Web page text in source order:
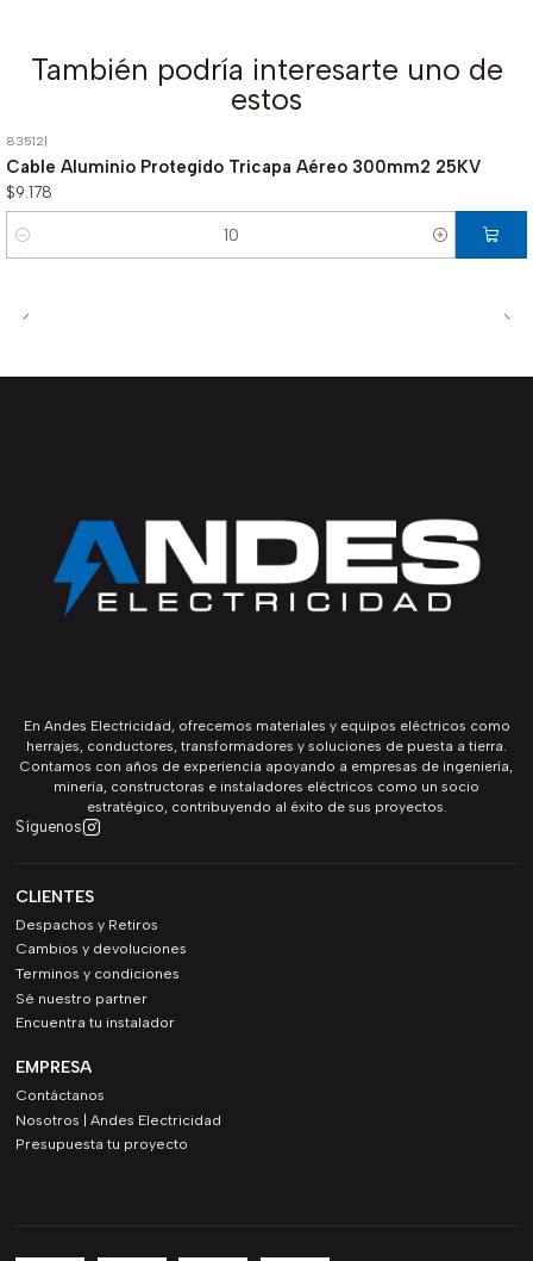
También podría interesarte uno de
estos
83512|
Cable Aluminio Protegido Tricapa Aéreo 300mm2 25KV
$9.178
Cantidad
En Andes Electricidad, ofrecemos materiales y equipos eléctricos como
herrajes, conductores, transformadores y soluciones de puesta a tierra.
Contamos con años de experiencia apoyando a empresas de ingeniería,
minería, constructoras e instaladores eléctricos como un socio
estratégico, contribuyendo al éxito de sus proyectos.
Síguenos
CLIENTES
Despachos y Retiros
Cambios y devoluciones
Terminos y condiciones
Sé nuestro partner
Encuentra tu instalador
EMPRESA
Contáctanos
Nosotros | Andes Electricidad
Presupuesta tu proyecto